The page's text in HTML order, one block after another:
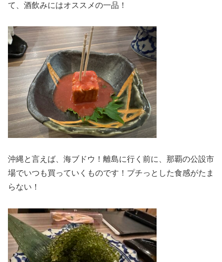
て、酒飲みにはオススメの一品！
沖縄と言えば、海ブドウ！離島に行く前に、那覇の公設市
場でいつも買っていくものです！プチっとした食感がたま
らない！